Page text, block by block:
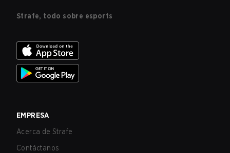
Strafe, todo sobre esports
EMPRESA
Acerca de Strafe
Contáctanos